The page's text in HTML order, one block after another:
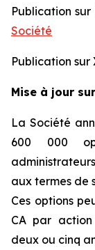
Publication
Société
Publication sur
Mise à jour
La Société
600 000
aux termes de
Ces options
CA par
deux ou cinq